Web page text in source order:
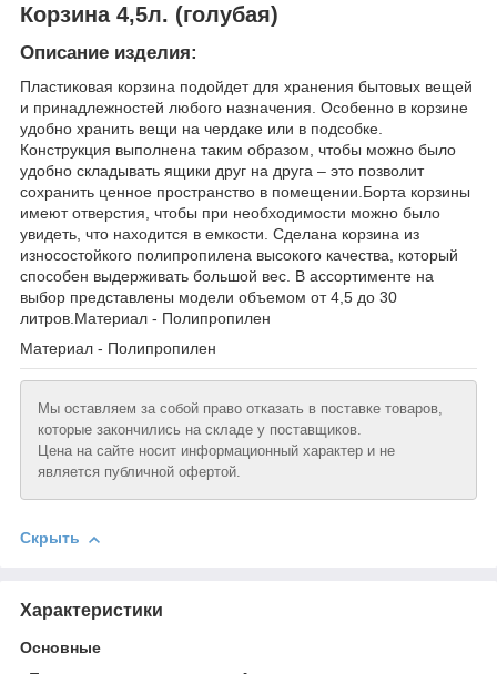
Корзина 4,5л. (голубая)
Описание изделия:
Пластиковая корзина подойдет для хранения бытовых вещей
и принадлежностей любого назначения. Особенно в корзине
удобно хранить вещи на чердаке или в подсобке.
Конструкция выполнена таким образом, чтобы можно было
удобно складывать ящики друг на друга – это позволит
сохранить ценное пространство в помещении.Борта корзины
имеют отверстия, чтобы при необходимости можно было
увидеть, что находится в емкости. Сделана корзина из
износостойкого полипропилена высокого качества, который
способен выдерживать большой вес. В ассортименте на
выбор представлены модели объемом от 4,5 до 30
литров.Материал - Полипропилен
Материал - Полипропилен
Мы оставляем за собой право отказать в поставке товаров,
которые закончились на складе у поставщиков.
Цена на сайте носит информационный характер и не
является публичной офертой.
Скрыть
Характеристики
Основные